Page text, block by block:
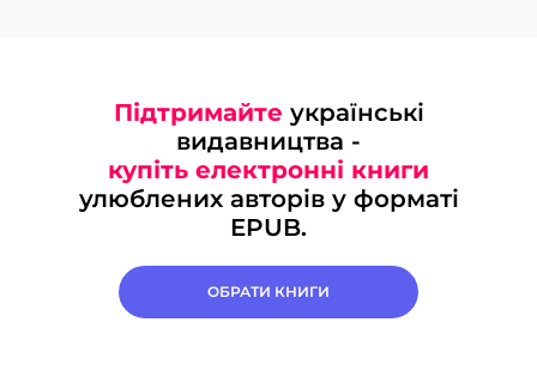
Підтримайте українські
видавництва -
купіть електронні книги
улюблених авторів у форматі
EPUB.
ОБРАТИ КНИГИ